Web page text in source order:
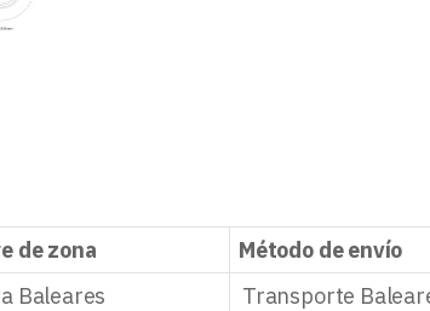
de zona Método de envío
Baleares
Transporte